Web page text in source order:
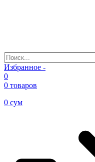
Избранное -
0
0 товаров
0 сум